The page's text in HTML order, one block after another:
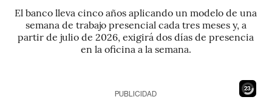
El banco lleva cinco años aplicando un modelo de una
semana de trabajo presencial cada tres meses y, a
partir de julio de 2026, exigirá dos días de presencia
en la oficina a la semana.
21
PUBLICIDAD